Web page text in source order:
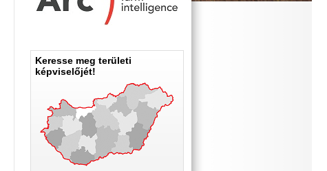
Keresse meg területi
képviselőjét!